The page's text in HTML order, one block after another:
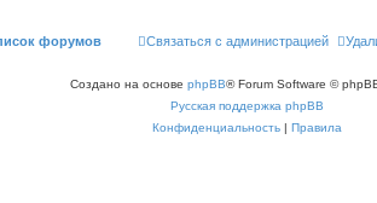
форумов Связаться с администрацией
Создано на основе phpBB® Forum Software ©
Русская поддержка phpBB
Конфиденциальность | Правила